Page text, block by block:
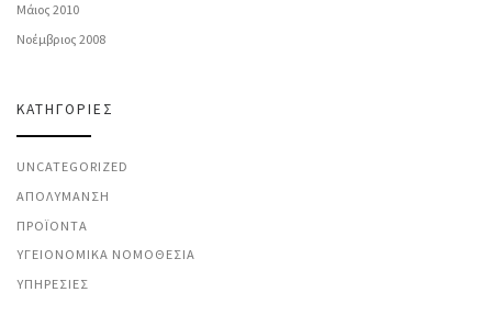
Μάιος 2010
Νοέμβριος 2008
KΑΤΗΓΟΡΊΕΣ
UNCATEGORIZED
ΑΠΟΛΎΜΑΝΣΗ
ΠΡΟΪΌΝΤΑ
ΥΓΕΙΟΝΟΜΙΚΆ ΝΟΜΟΘΕΣΊΑ
ΥΠΗΡΕΣΊΕΣ